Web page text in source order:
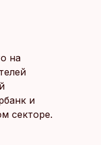
на
и
секторе.